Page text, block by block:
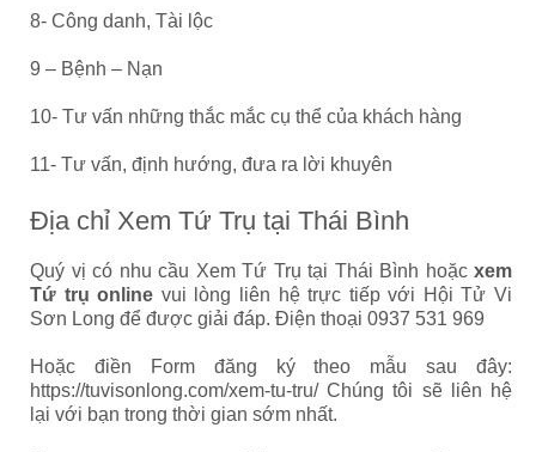
8- Công danh, Tài lộc
9 – Bệnh – Nạn
10- Tư vấn những thắc mắc cụ thể của khách hàng
11- Tư vấn, định hướng, đưa ra lời khuyên
Địa chỉ Xem Tứ Trụ tại Thái Bình
Quý vị có nhu cầu Xem Tứ Trụ tại Thái Bình hoặc xem
Tứ trụ online vui lòng liên hệ trực tiếp với Hội Tử Vi
Sơn Long để được giải đáp. Điện thoại 0937 531 969
Hoặc điền Form đăng ký theo mẫu sau đây:
https://tuvisonlong.com/xem-tu-tru/ Chúng tôi sẽ liên hệ
lại với bạn trong thời gian sớm nhất.